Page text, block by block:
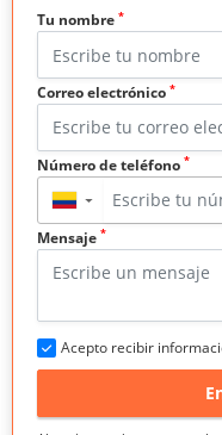
Tu nombre *
Correo electrónico *
Número de teléfono *
▼
Mensaje *
Acepto recibir